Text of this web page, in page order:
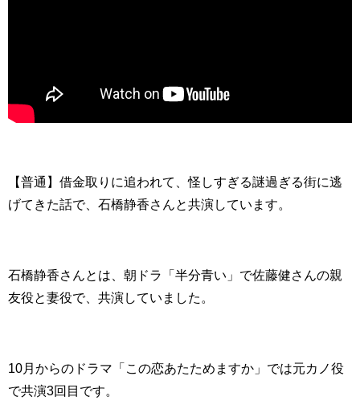
【普通】借金取りに追われて、怪しすぎる謎過ぎる街に逃
げてきた話で、石橋静香さんと共演しています。
石橋静香さんとは、朝ドラ「半分青い」で佐藤健さんの親
友役と妻役で、共演していました。
10月からのドラマ「この恋あたためますか」では元カノ役
で共演3回目です。